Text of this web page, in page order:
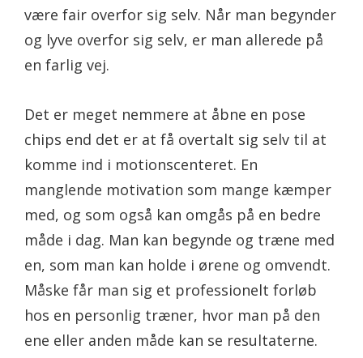
være fair overfor sig selv. Når man begynder
og lyve overfor sig selv, er man allerede på
en farlig vej.
Det er meget nemmere at åbne en pose
chips end det er at få overtalt sig selv til at
komme ind i motionscenteret. En
manglende motivation som mange kæmper
med, og som også kan omgås på en bedre
måde i dag. Man kan begynde og træne med
en, som man kan holde i ørene og omvendt.
Måske får man sig et professionelt forløb
hos en personlig træner, hvor man på den
ene eller anden måde kan se resultaterne.